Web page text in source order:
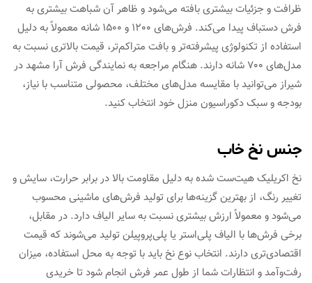
ظرافت و جزئیات بیشتری بافته می‌شود و ظاهر آن شباهت بیشتری به
فرش دستباف پیدا می‌کند. فرش‌های 1200 و 1500 شانه معمولاً به دلیل
استفاده از تکنولوژی پیشرفته‌تر و بافت متراکم‌تر، قیمت بالاتری نسبت به
مدل‌های 700 شانه دارند. هنگام مراجعه به نمایندگی فرش آرا مشهد در
شیراز می‌توانید با مقایسه مدل‌های مختلف، محصولی متناسب با نیاز،
بودجه و سبک دکوراسیون منزل خود انتخاب کنید.
جنس نخ خاب
نخ اکریلیک هیت‌ست شده به دلیل مقاومت بالا در برابر حرارت، سایش و
تغییر رنگ، از بهترین گزینه‌ها برای تولید فرش‌های ماشینی محسوب
می‌شود و معمولاً ارزش بیشتری نسبت به سایر الیاف دارد. در مقابل،
برخی فرش‌ها با الیاف پلی‌استر یا پلی‌پروپیلن تولید می‌شوند که قیمت
اقتصادی‌تری دارند. انتخاب نوع نخ باید با توجه به محل استفاده، میزان
رفت‌وآمد و انتظارات شما از طول عمر فرش انجام شود تا خریدی